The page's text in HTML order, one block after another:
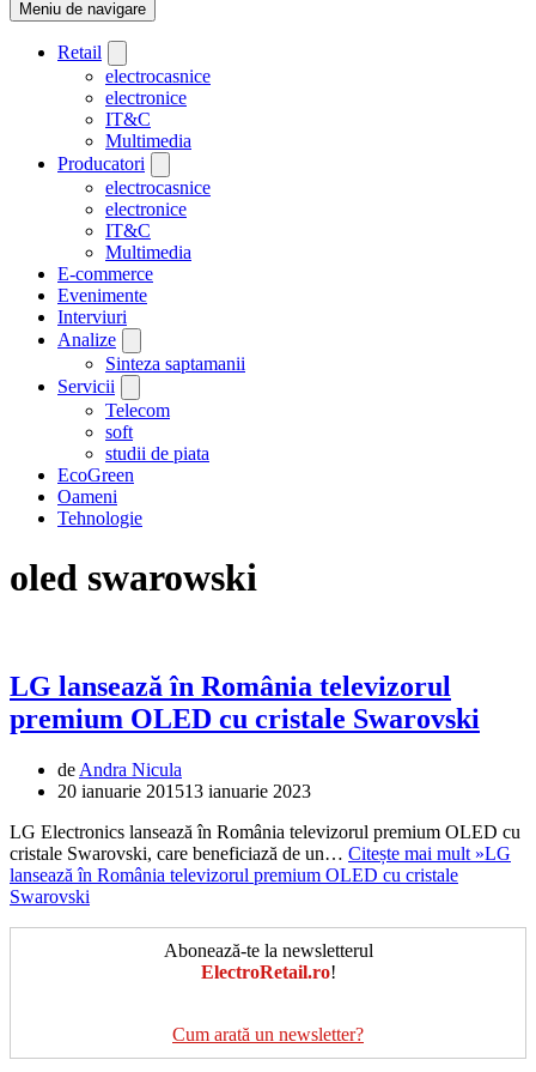
Meniu de navigare
Retail
electrocasnice
electronice
IT&C
Multimedia
Producatori
electrocasnice
electronice
IT&C
Multimedia
E-commerce
Evenimente
Interviuri
Analize
Sinteza saptamanii
Servicii
Telecom
soft
studii de piata
EcoGreen
Oameni
Tehnologie
oled swarowski
LG lansează în România televizorul
premium OLED cu cristale Swarovski
de Andra Nicula
20 ianuarie 201513 ianuarie 2023
LG Electronics lansează în România televizorul premium OLED cu
cristale Swarovski, care beneficiază de un… Citește mai mult »LG
lansează în România televizorul premium OLED cu cristale
Swarovski
Abonează-te la newsletterul
ElectroRetail.ro!
Cum arată un newsletter?